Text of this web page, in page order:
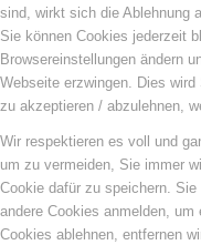
sind, wirkt sich die Ablehnung
Sie können Cookies jederzeit
Browsereinstellungen ändern
Webseite erzwingen. Dies
zu akzeptieren / abzulehnen,
Wir respektieren es voll und
um zu vermeiden, Sie immer
Cookie dafür zu speichern.
andere Cookies anmelden,
Cookies ablehnen, entfernen